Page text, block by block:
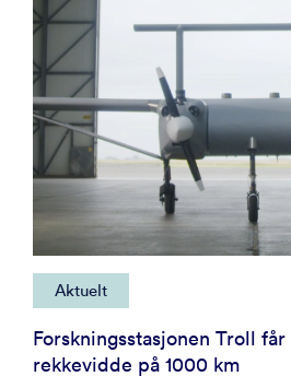
Aktuelt
Forskningsstasjonen Troll
rekkevidde på 1000 km